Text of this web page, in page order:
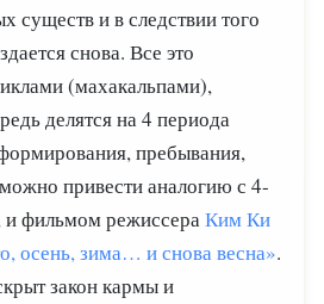
существ и в следствии того
снова. Все это
(махакальпами),
делятся на 4 периода
пребывания,
привести аналогию с 4-
и фильмом режиссераКим Ки
осень, зима… и снова весна».
закон кармы и